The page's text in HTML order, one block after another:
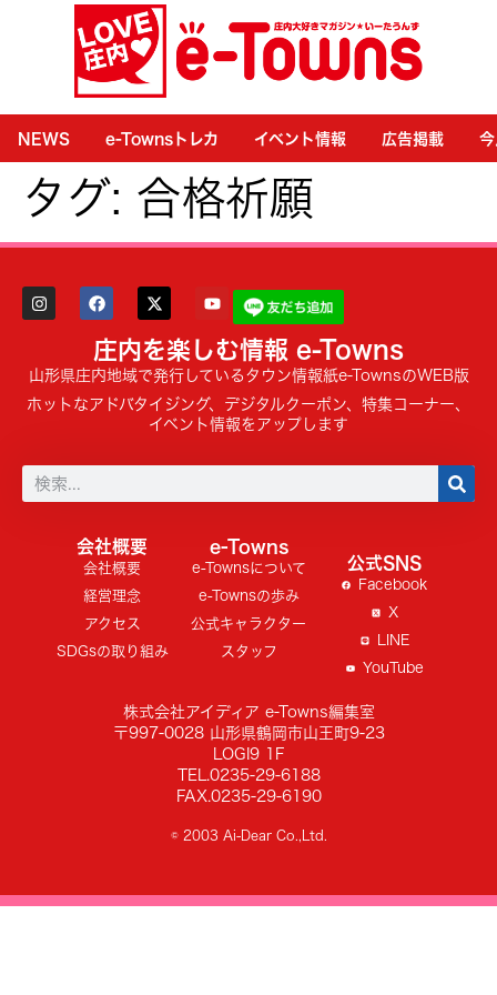
NEWS e-Townsトレカ イベント情報 広告掲載
タグ: 合格祈願
庄内を楽しむ情報 e-Towns
山形県庄内地域で発行しているタウン情報紙e-TownsのWEB版
ホットなアドバタイジング、デジタルクーポン、特集コーナー、
イベント情報をアップします
会社概要
会社概要
経営理念
アクセス
SDGsの取り組み
e-Towns
e-Townsについて
e-Townsの歩み
公式キャラクター
スタッフ
公式SNS
Facebook
X
LINE
YouTube
株式会社アイディア e-Towns編集室
〒997-0028 山形県鶴岡市山王町9-23
LOGI9 1F
TEL.0235-29-6188
FAX.0235-29-6190
© 2003 Ai-Dear Co.,Ltd.